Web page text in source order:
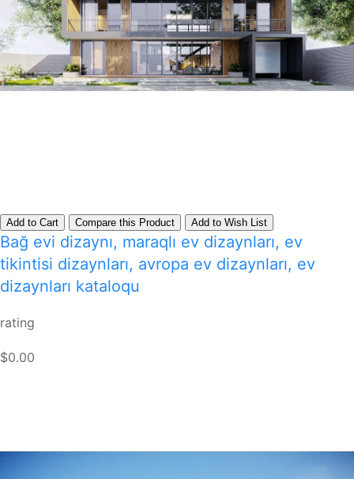
Add to Cart Compare this Product Add to Wish List
Bağ evi dizaynı, maraqlı ev dizaynları, ev
tikintisi dizaynları, avropa ev dizaynları, ev
dizaynları kataloqu
rating
$0.00